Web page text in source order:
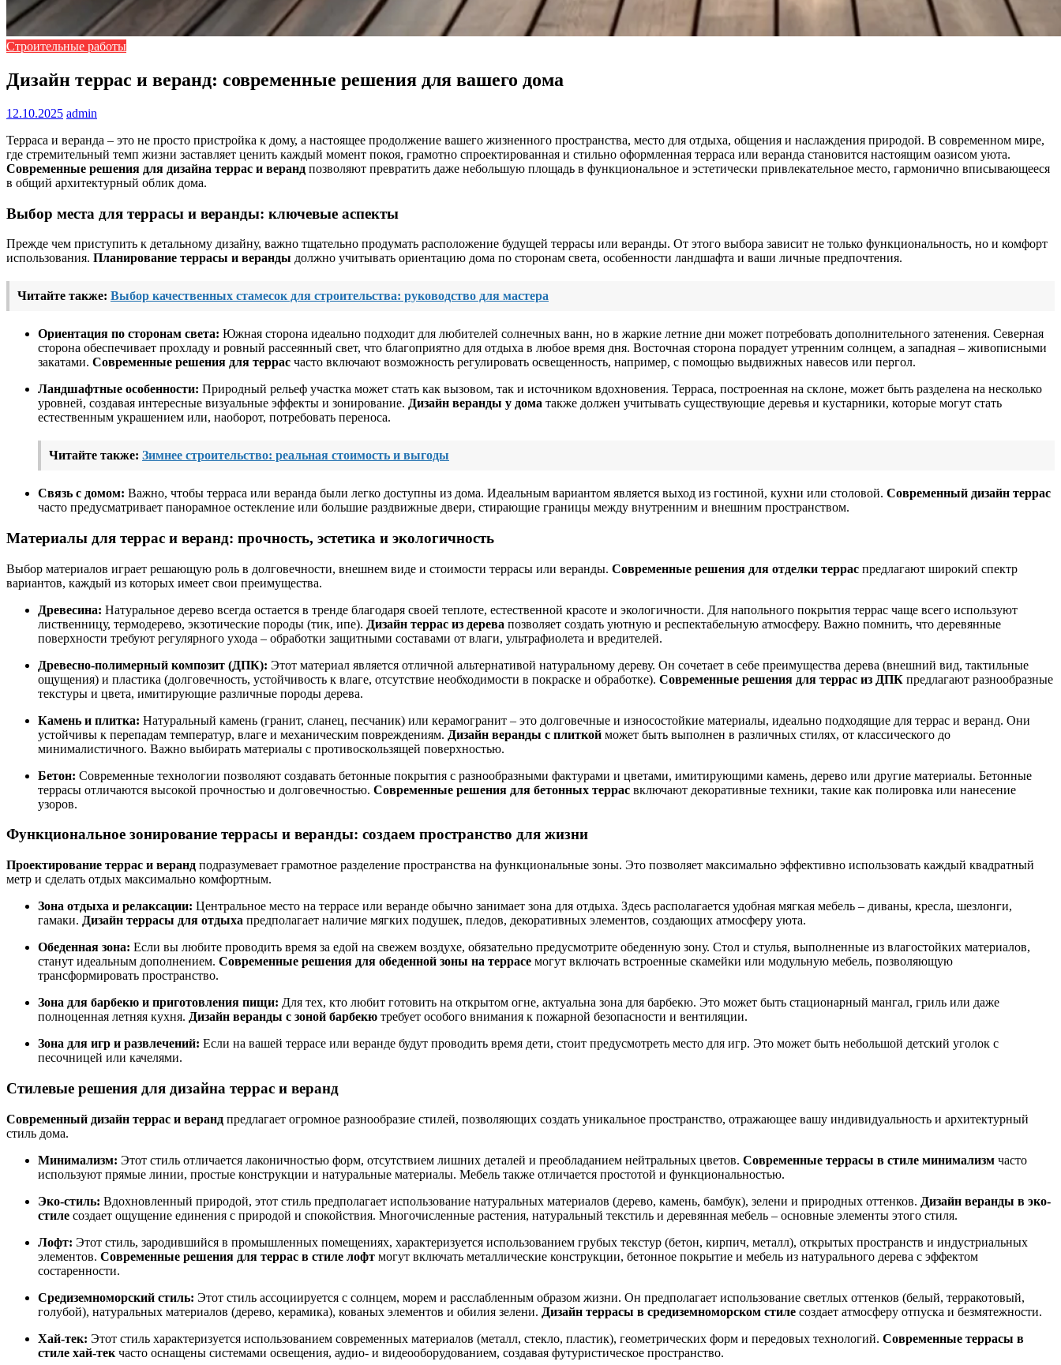
Строительные работы
Дизайн террас и веранд: современные решения для вашего дома
12.10.2025 admin
Терраса и веранда – это не просто пристройка к дому, а настоящее продолжение вашего жизненного пространства, место для отдыха, общения и наслаждения природой. В современном мире,
где стремительный темп жизни заставляет ценить каждый момент покоя, грамотно спроектированная и стильно оформленная терраса или веранда становится настоящим оазисом уюта.
Современные решения для дизайна террас и веранд позволяют превратить даже небольшую площадь в функциональное и эстетически привлекательное место, гармонично вписывающееся
в общий архитектурный облик дома.
Выбор места для террасы и веранды: ключевые аспекты
Прежде чем приступить к детальному дизайну, важно тщательно продумать расположение будущей террасы или веранды. От этого выбора зависит не только функциональность, но и комфорт
использования. Планирование террасы и веранды должно учитывать ориентацию дома по сторонам света, особенности ландшафта и ваши личные предпочтения.
Читайте также: Выбор качественных стамесок для строительства: руководство для мастера
Ориентация по сторонам света: Южная сторона идеально подходит для любителей солнечных ванн, но в жаркие летние дни может потребовать дополнительного затенения. Северная
сторона обеспечивает прохладу и ровный рассеянный свет, что благоприятно для отдыха в любое время дня. Восточная сторона порадует утренним солнцем, а западная – живописными
закатами. Современные решения для террас часто включают возможность регулировать освещенность, например, с помощью выдвижных навесов или пергол.
Ландшафтные особенности: Природный рельеф участка может стать как вызовом, так и источником вдохновения. Терраса, построенная на склоне, может быть разделена на несколько
уровней, создавая интересные визуальные эффекты и зонирование. Дизайн веранды у дома также должен учитывать существующие деревья и кустарники, которые могут стать
естественным украшением или, наоборот, потребовать переноса.
Читайте также: Зимнее строительство: реальная стоимость и выгоды
Связь с домом: Важно, чтобы терраса или веранда были легко доступны из дома. Идеальным вариантом является выход из гостиной, кухни или столовой. Современный дизайн террас
часто предусматривает панорамное остекление или большие раздвижные двери, стирающие границы между внутренним и внешним пространством.
Материалы для террас и веранд: прочность, эстетика и экологичность
Выбор материалов играет решающую роль в долговечности, внешнем виде и стоимости террасы или веранды. Современные решения для отделки террас предлагают широкий спектр
вариантов, каждый из которых имеет свои преимущества.
Древесина: Натуральное дерево всегда остается в тренде благодаря своей теплоте, естественной красоте и экологичности. Для напольного покрытия террас чаще всего используют
лиственницу, термодерево, экзотические породы (тик, ипе). Дизайн террас из дерева позволяет создать уютную и респектабельную атмосферу. Важно помнить, что деревянные
поверхности требуют регулярного ухода – обработки защитными составами от влаги, ультрафиолета и вредителей.
Древесно-полимерный композит (ДПК): Этот материал является отличной альтернативой натуральному дереву. Он сочетает в себе преимущества дерева (внешний вид, тактильные
ощущения) и пластика (долговечность, устойчивость к влаге, отсутствие необходимости в покраске и обработке). Современные решения для террас из ДПК предлагают разнообразные
текстуры и цвета, имитирующие различные породы дерева.
Камень и плитка: Натуральный камень (гранит, сланец, песчаник) или керамогранит – это долговечные и износостойкие материалы, идеально подходящие для террас и веранд. Они
устойчивы к перепадам температур, влаге и механическим повреждениям. Дизайн веранды с плиткой может быть выполнен в различных стилях, от классического до
минималистичного. Важно выбирать материалы с противоскользящей поверхностью.
Бетон: Современные технологии позволяют создавать бетонные покрытия с разнообразными фактурами и цветами, имитирующими камень, дерево или другие материалы. Бетонные
террасы отличаются высокой прочностью и долговечностью. Современные решения для бетонных террас включают декоративные техники, такие как полировка или нанесение
узоров.
Функциональное зонирование террасы и веранды: создаем пространство для жизни
Проектирование террас и веранд подразумевает грамотное разделение пространства на функциональные зоны. Это позволяет максимально эффективно использовать каждый квадратный
метр и сделать отдых максимально комфортным.
Зона отдыха и релаксации: Центральное место на террасе или веранде обычно занимает зона для отдыха. Здесь располагается удобная мягкая мебель – диваны, кресла, шезлонги,
гамаки. Дизайн террасы для отдыха предполагает наличие мягких подушек, пледов, декоративных элементов, создающих атмосферу уюта.
Обеденная зона: Если вы любите проводить время за едой на свежем воздухе, обязательно предусмотрите обеденную зону. Стол и стулья, выполненные из влагостойких материалов,
станут идеальным дополнением. Современные решения для обеденной зоны на террасе могут включать встроенные скамейки или модульную мебель, позволяющую
трансформировать пространство.
Зона для барбекю и приготовления пищи: Для тех, кто любит готовить на открытом огне, актуальна зона для барбекю. Это может быть стационарный мангал, гриль или даже
полноценная летняя кухня. Дизайн веранды с зоной барбекю требует особого внимания к пожарной безопасности и вентиляции.
Зона для игр и развлечений: Если на вашей террасе или веранде будут проводить время дети, стоит предусмотреть место для игр. Это может быть небольшой детский уголок с
песочницей или качелями.
Стилевые решения для дизайна террас и веранд
Современный дизайн террас и веранд предлагает огромное разнообразие стилей, позволяющих создать уникальное пространство, отражающее вашу индивидуальность и архитектурный
стиль дома.
Минимализм: Этот стиль отличается лаконичностью форм, отсутствием лишних деталей и преобладанием нейтральных цветов. Современные террасы в стиле минимализм часто
используют прямые линии, простые конструкции и натуральные материалы. Мебель также отличается простотой и функциональностью.
Эко-стиль: Вдохновленный природой, этот стиль предполагает использование натуральных материалов (дерево, камень, бамбук), зелени и природных оттенков. Дизайн веранды в эко-
стиле создает ощущение единения с природой и спокойствия. Многочисленные растения, натуральный текстиль и деревянная мебель – основные элементы этого стиля.
Лофт: Этот стиль, зародившийся в промышленных помещениях, характеризуется использованием грубых текстур (бетон, кирпич, металл), открытых пространств и индустриальных
элементов. Современные решения для террас в стиле лофт могут включать металлические конструкции, бетонное покрытие и мебель из натурального дерева с эффектом
состаренности.
Средиземноморский стиль: Этот стиль ассоциируется с солнцем, морем и расслабленным образом жизни. Он предполагает использование светлых оттенков (белый, терракотовый,
голубой), натуральных материалов (дерево, керамика), кованых элементов и обилия зелени. Дизайн террасы в средиземноморском стиле создает атмосферу отпуска и безмятежности.
Хай-тек: Этот стиль характеризуется использованием современных материалов (металл, стекло, пластик), геометрических форм и передовых технологий. Современные террасы в
стиле хай-тек часто оснащены системами освещения, аудио- и видеооборудованием, создавая футуристическое пространство.